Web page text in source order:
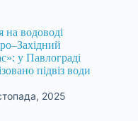
на водоводі
у Павлограді
підвіз води
2025